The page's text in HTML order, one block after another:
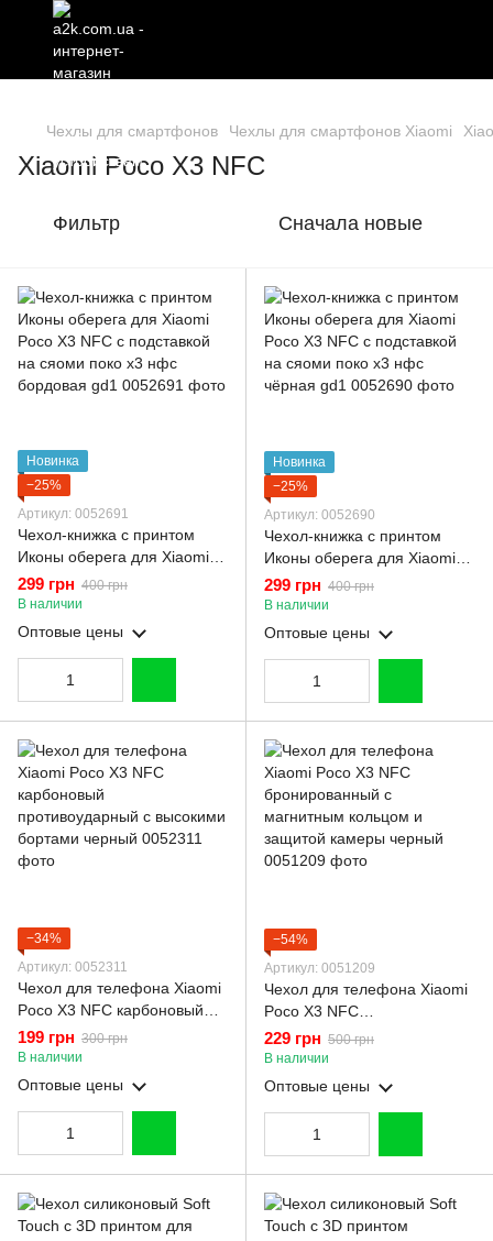
Чехлы для смартфонов Чехлы для смартфонов Xiaomi
Xiaomi Poco X3 NFC
Фильтр Сначала новые
Новинка
−25%
Артикул: 0052691
Чехол-книжка с принтом
Иконы оберега для Xiaomi
Poco X3 NFC с подставкой
на сяоми поко х3 нфс
бордовая gd1
299 грн 400 грн
В наличии
Оптовые цены
Новинка
−25%
Артикул: 0052690
Чехол-книжка с принтом
Иконы оберега для Xiaomi
Poco X3 NFC с подставкой
на сяоми поко х3 нфс
чёрная gd1
299 грн 400 грн
В наличии
Оптовые цены
−34%
Артикул: 0052311
Чехол для телефона Xiaomi
Poco X3 NFC карбоновый
противоударный с высокими
бортами черный
199 грн 300 грн
В наличии
Оптовые цены
−54%
Артикул: 0051209
Чехол для телефона Xiaomi
Poco X3 NFC
бронированный с
магнитным кольцом и
защитой камеры черный
229 грн 500 грн
В наличии
Оптовые цены